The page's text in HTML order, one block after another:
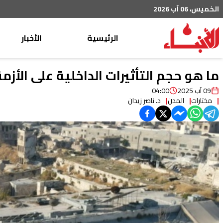
الخميس، 06 آب 2026
الرئيسية
الأخبار
محليات
عربي دولي
خاص
رياضة
من لبنان
ثقافة ومجتمع
منوعات
ما هو حجم التأثيرات الداخلية على
09 آب 2025 04:00
مختارات المدن د. ناصر زيدان